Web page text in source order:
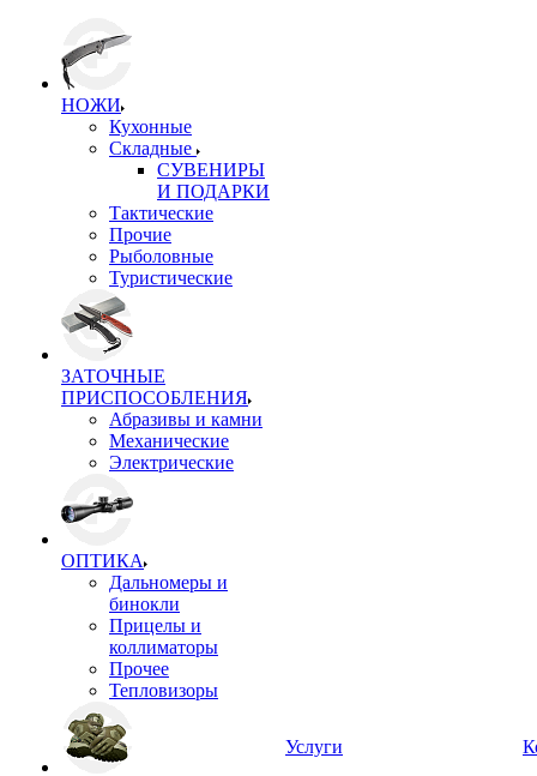
НОЖИ
Кухонные
Складные
СУВЕНИРЫ
И ПОДАРКИ
Тактические
Прочие
Рыболовные
Туристические
ЗАТОЧНЫЕ
ПРИСПОСОБЛЕНИЯ
Абразивы и камни
Механические
Электрические
ОПТИКА
Дальномеры и
бинокли
Прицелы и
коллиматоры
Прочее
Тепловизоры
Услуги